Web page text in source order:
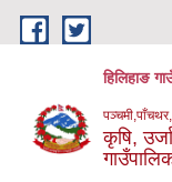
Skip to main content
हिलिहाङ
कृषि,